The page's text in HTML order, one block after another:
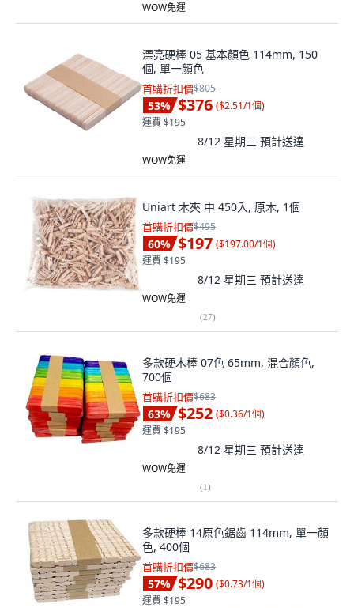
WOW免運
漂亮硬棒 05 基本顏色 114mm, 150
個, 單一顏色
首購折扣價$805
53% $376 ($2.51/1個)
運費 $195
8/12 星期三 預計送達
WOW免運
Uniart 木夾 中 450入, 原木, 1個
首購折扣價$495
60% $197 ($197.00/1個)
運費 $195
8/12 星期三 預計送達
WOW免運
(27)
多款硬木棒 07色 65mm, 混合顏色,
700個
首購折扣價$683
63% $252 ($0.36/1個)
運費 $195
8/12 星期三 預計送達
WOW免運
(1)
多款硬棒 14原色鋸齒 114mm, 單一顏
色, 400個
首購折扣價$683
57% $290 ($0.73/1個)
運費 $195